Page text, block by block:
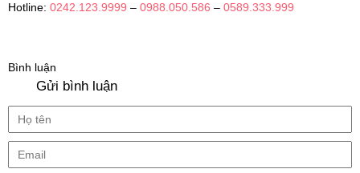
Hotline: 0242.123.9999 – 0988.050.586 – 0589.333.999
Bình luận
Gửi bình luận